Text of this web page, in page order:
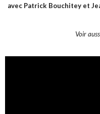
avec Patrick Bouchitey et
Voir